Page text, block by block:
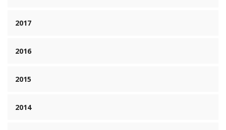
2017
2016
2015
2014